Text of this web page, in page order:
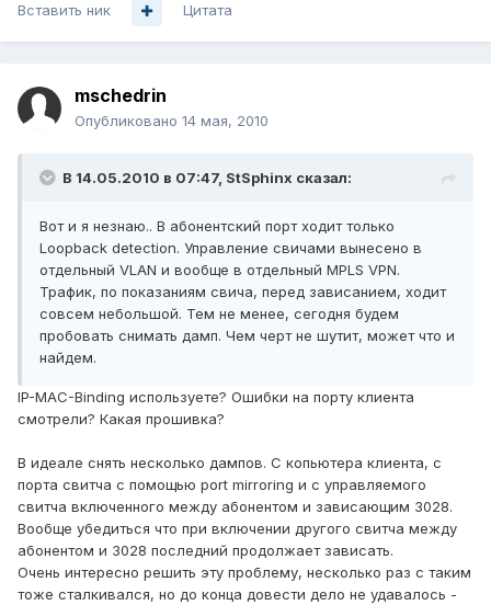
Вставить ник Цитата
mschedrin
Опубликовано 14 мая, 2010
В 14.05.2010 в 07:47, StSphinx сказал:
Вот и я незнаю.. В абонентский порт ходит только
Loopback detection. Управление свичами вынесено в
отдельный VLAN и вообще в отдельный MPLS VPN.
Трафик, по показаниям свича, перед зависанием, ходит
совсем небольшой. Тем не менее, сегодня будем
пробовать снимать дамп. Чем черт не шутит, может что и
найдем.
IP-MAC-Binding используете? Ошибки на порту клиента
смотрели? Какая прошивка?
В идеале снять несколько дампов. С копьютера клиента, с
порта свитча с помощью port mirroring и с управляемого
свитча включенного между абонентом и зависающим 3028.
Вообще убедиться что при включении другого свитча между
абонентом и 3028 последний продолжает зависать.
Очень интересно решить эту проблему, несколько раз с таким
тоже сталкивался, но до конца довести дело не удавалось -